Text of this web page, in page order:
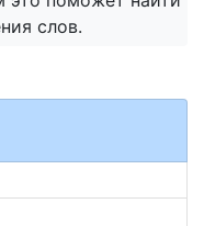
слов.